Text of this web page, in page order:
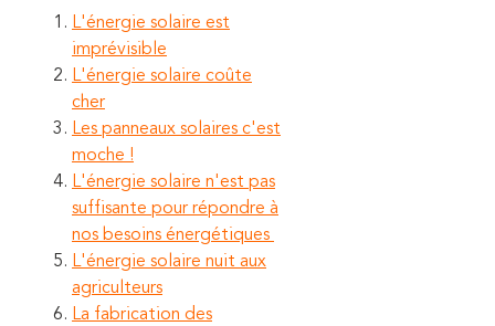
L'énergie solaire est
imprévisible
L'énergie solaire coûte
cher
Les panneaux solaires c'est
moche !
L'énergie solaire n'est pas
suffisante pour répondre à
nos besoins énergétiques
L'énergie solaire nuit aux
agriculteurs
La fabrication des